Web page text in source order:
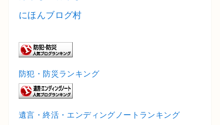
にほんブログ村
防犯・防災ランキング
遺言・終活・エンディングノートランキング